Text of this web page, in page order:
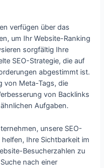
verfügen über das
um Ihr Website-Ranking
sorgfältig Ihre
SEO-Strategie, die auf
abgestimmt ist.
von Meta-Tags, die
von Backlinks
Aufgaben.
unsere SEO-
Ihre Sichtbarkeit im
Besucherzahlen zu
nach einer